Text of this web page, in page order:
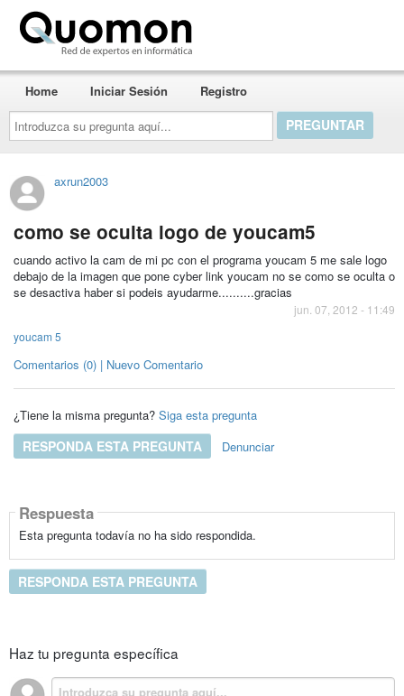
Introduzca
su
pregunta
aquí...
Home Iniciar Sesión Registro
axrun2003
como se oculta logo de youcam5
cuando activo la cam de mi pc con el programa youcam 5 me sale logo
debajo de la imagen que pone cyber link youcam no se como se oculta o
se desactiva haber si podeis ayudarme..........gracias
jun. 07, 2012 - 11:49
youcam 5
Comentarios (0) | Nuevo Comentario
¿Tiene la misma pregunta? Siga esta pregunta
RESPONDA ESTA PREGUNTA Denunciar
Respuesta
Esta pregunta todavía no ha sido respondida.
RESPONDA ESTA PREGUNTA
Haz tu pregunta específica